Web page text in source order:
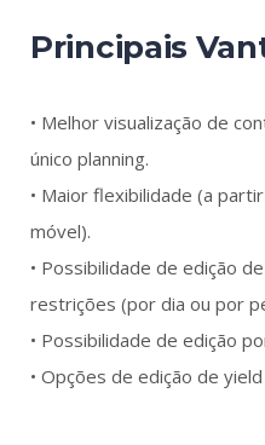
Principais
• Melhor visualização de
único planning.
• Maior flexibilidade (a
móvel).
• Possibilidade de edição
restrições (por dia ou por
• Possibilidade de edição
• Opções de edição de